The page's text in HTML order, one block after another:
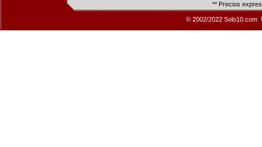
** Precios
© 2002/2022 Solo10.com